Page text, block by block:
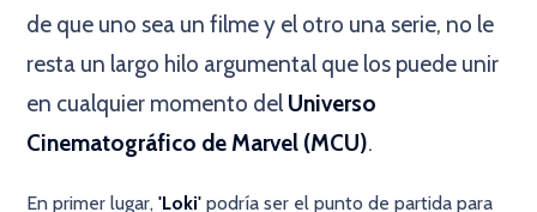
de que uno sea un filme y el otro una serie, no le
resta un largo hilo argumental que los puede unir
en cualquier momento del Universo
Cinematográfico de Marvel (MCU).
En primer lugar,'Loki' podría ser el punto de partida para